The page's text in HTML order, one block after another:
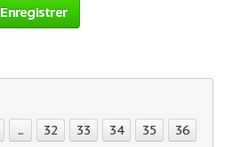
Enregistrer
... 32 33 34 35 36